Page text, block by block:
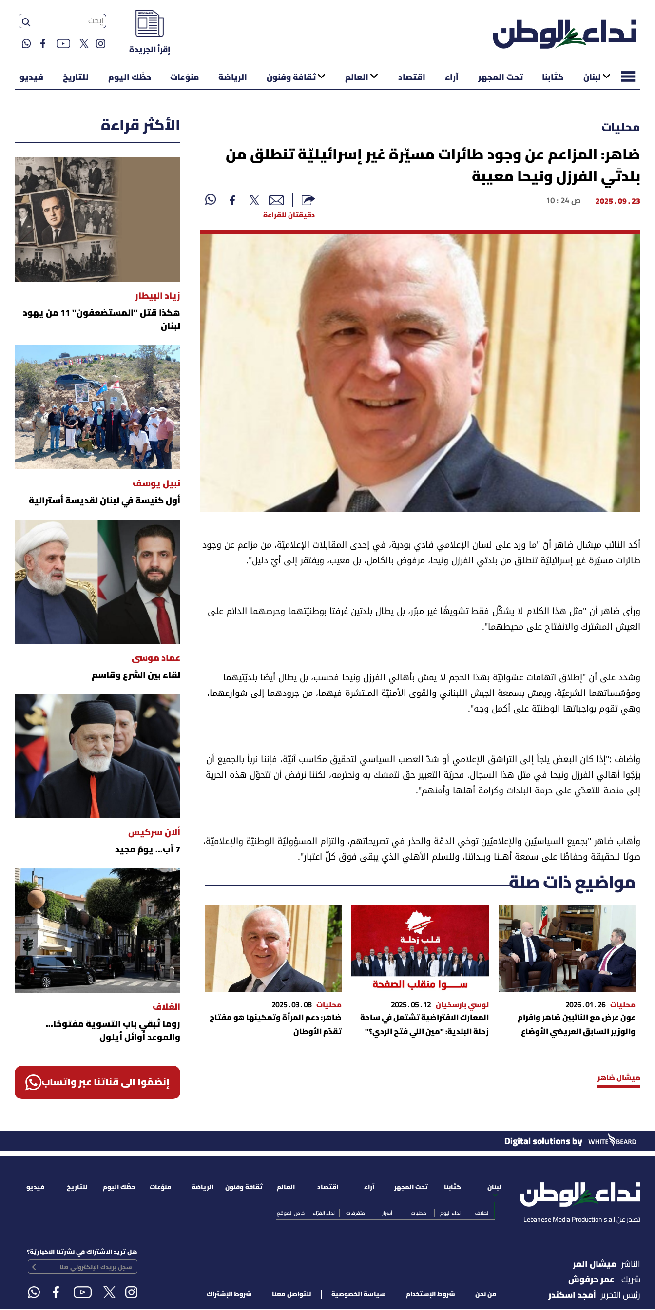
إقرأ الجريدة
لبنان كتّابنا تحت المجهر آراء اقتصاد العالم ثقافة وفنون الرياضة منوّعات حظّك اليوم للتاريخ فيديو
محليات
ضاهر: المزاعم عن وجود طائرات مسيّرة غير إسرائيليّة تنطلق من
بلدتَي الفرزل ونيحا معيبة
23 . 09 . 2025 10 : 24 ص
دقيقتان للقراءة
أكد النائب ميشال ضاهر أنّ "ما ورد على لسان الإعلامي فادي بودية، في إحدى المقابلات الإعلاميّة، من مزاعم عن وجود
طائرات مسيّرة غير إسرائيليّة تنطلق من بلدتَي الفرزل ونيحا، مرفوض بالكامل، بل معيب، ويفتقر إلى أيّ دليل".
ورأى ‏ضاهر أن "مثل هذا الكلام لا يشكّل فقط تشويهًا غير مبرّر، بل يطال بلدتين عُرفتا بوطنيّتهما وحرصهما الدائم على
العيش المشترك والانفتاح على محيطهما".
‏وشدد على أن "إطلاق اتهامات عشوائيّة بهذا الحجم لا يمسّ بأهالي الفرزل ونيحا فحسب، بل يطال أيضًا بلديّتيهما
ومؤسّساتهما الشرعيّة، ويمسّ بسمعة الجيش اللبناني والقوى الأمنيّة المنتشرة فيهما، من جرودهما إلى شوارعهما،
وهي تقوم بواجباتها الوطنيّة على أكمل وجه".
‏وأضاف :"إذا كان البعض يلجأ إلى التراشق الإعلامي أو شدّ العصب السياسي لتحقيق مكاسب آنيّة، فإننا نربأ بالجميع أن
يزجّوا أهالي الفرزل ونيحا في مثل هذا السجال. فحريّة التعبير حقّ نتمسّك به ونحترمه، لكننا نرفض أن تتحوّل هذه الحرية
إلى منصة للتعدّي على حرمة البلدات وكرامة أهلها وأمنهم".
وأهاب ضاهر "بجميع السياسيّين والإعلاميّين توخي الدقّة والحذر في تصريحاتهم، والتزام المسؤوليّة الوطنيّة والإعلاميّة،
صونًا للحقيقة وحفاظًا على سمعة أهلنا وبلداتنا، وللسلم الأهلي الذي يبقى فوق كلّ اعتبار".
مواضيع ذات صلة
محليات 26 . 01 . 2026
عون عرض مع النائبين ضاهر وافرام
والوزير السابق العريضي الأوضاع
لوسي بارسخيان 12 . 05 . 2025
المعارك الافتراضية تشتعل في ساحة
زحلة البلدية: "مين اللي فتح الردي؟"
محليات 08 . 03 . 2025
ضاهر: دعم المرأة وتمكينها هو مفتاح
تقدّم الأوطان
ميشال ضاهر
الأكثر قراءة
زياد البيطار
هكذا قتل "المستضعفون" 11 من يهود
لبنان
نبيل يوسف
أول كنيسة في لبنان لقديسة أسترالية
عماد موسى
لقاء بين الشرع وقاسم
ألان سركيس
7 آب... يومٌ مجيد
الغلاف
روما تُبقي باب التسوية مفتوحًا...
والموعد أوائل أيلول
إنضمّوا الى قناتنا عبر واتساب
Digital solutions by
تصدر عن Lebanese Media Production s.a.l
لبنان
الغلاف نداء اليوم محليات أسرار متفرقات نداء القرّاء خاص الموقع
كتّابنا تحت المجهر آراء اقتصاد العالم ثقافة وفنون الرياضة منوّعات حظّك اليوم للتاريخ فيديو
الناشر ميشال المر
شريك عمر حرفوش
رئيس التحرير أمجد اسكندر من نحن شروط الإستخدام سياسة الخصوصية للتواصل معنا شروط الإشتراك
هل تريد الاشتراك في نشرتنا الاخباريّة؟